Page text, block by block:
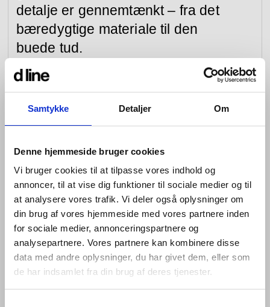
Samtykke Detaljer Om
Denne hjemmeside bruger cookies
Vi bruger cookies til at tilpasse vores indhold og
annoncer, til at vise dig funktioner til sociale medier og til
at analysere vores trafik. Vi deler også oplysninger om
din brug af vores hjemmeside med vores partnere inden
for sociale medier, annonceringspartnere og
analysepartnere. Vores partnere kan kombinere disse
data med andre oplysninger, du har givet dem, eller som
de har indsamlet fra din brug af deres tjenester.
detalje er gennemtænkt – fra det
bæredygtige materiale til den
buede tud.
Vores armaturer kan bygges ind i væggen eller
monteres på eller ved vasken. Ved begge løsninger
bliver fornøjelsen den samme; grebet bevæges i
hvilket gør det lettere at betjene armaturet. Hertil er
tuden på vandhanerne designet i en nedadgående
position, for at sikre, at vand ikke løber ind i hanen og
forårsager blokeringer eller opbygning af kalk.
Til sortimentet forefindes et udvalg af bundventiler, der
både matcher i farve, finish og behov.
Produkterne er dækket af en 20 års garanti, hvilket
også underbygger kvaliteten i håndværket.